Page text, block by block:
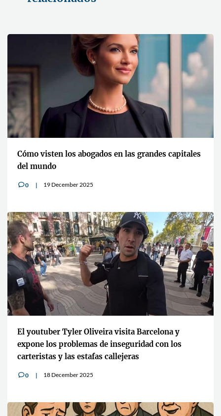
Cómo visten los abogados en las grandes capitales
del mundo
v0 19 December 2025
El youtuber Tyler Oliveira visita Barcelona y
expone los problemas de inseguridad con los
carteristas y las estafas callejeras
v0 18 December 2025